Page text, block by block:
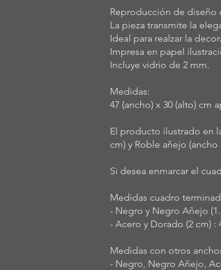
Reproducción de diseño
La pieza transmite la
Ideal para realzar la
Impresa en papel
Incluye vidrio de 2 mm.
Medidas:
47 (ancho) x 30 (alto) cm
El producto ilustrado en
cm) y Roble añejo (ancho
Si desea enmarcar el
Medidas cuadro
- Negro y Negro Añejo
- Acero y Dorado (2 cm) :
Medidas con otros
- Negro, Negro Añejo,